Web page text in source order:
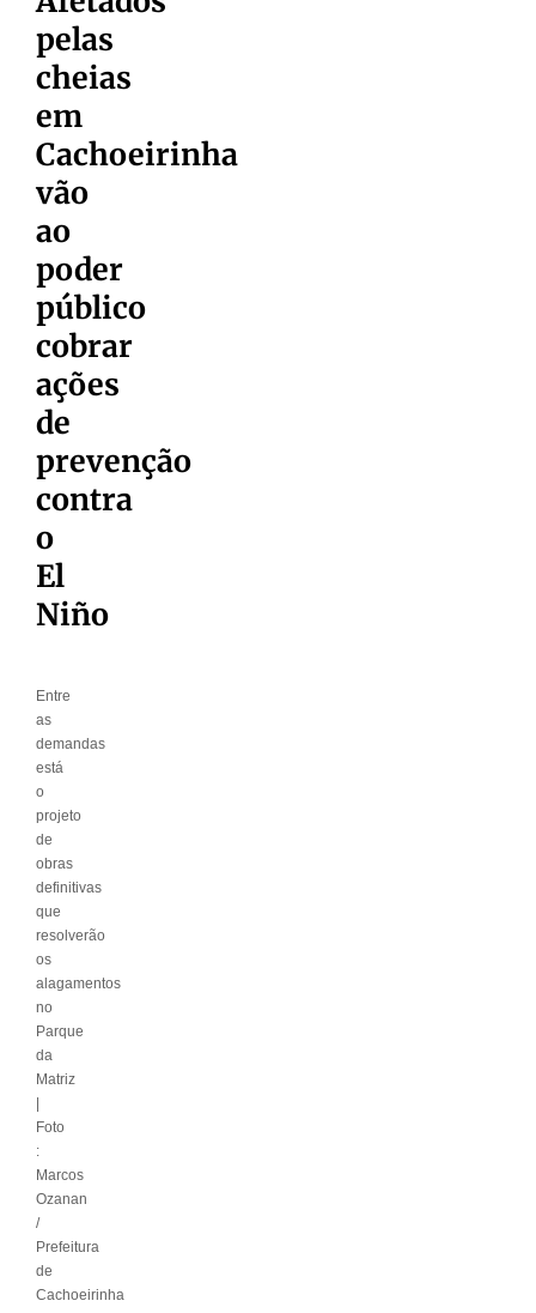
pelas
cheias
em
Cachoeirinha
vão
ao
poder
público
cobrar
ações
de
prevenção
contra
o
El
Niño
Entre
as
demandas
está
o
projeto
de
obras
definitivas
que
resolverão
os
alagamentos
no
Parque
da
Matriz
|
Foto
:
Marcos
Ozanan
/
Prefeitura
de
Cachoeirinha